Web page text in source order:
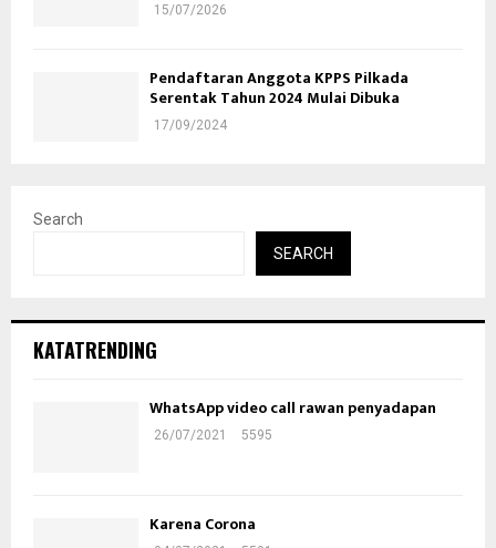
15/07/2026
Pendaftaran Anggota KPPS Pilkada
Serentak Tahun 2024 Mulai Dibuka
17/09/2024
Search
SEARCH
KATATRENDING
WhatsApp video call rawan penyadapan
26/07/2021 5595
Karena Corona